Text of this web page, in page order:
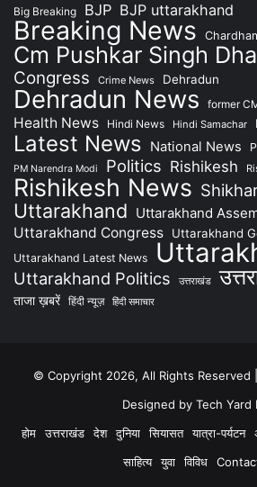
Big Breaking BJP BJP uttarakhand
Breaking News
Cm Pushkar Singh
Congress Crime News Dehradun
Dehradun News former
Health News Hindi News Hindi Samachar
Latest News National News
PM Narendra Modi Politics Rishikesh
Rishikesh News
Uttarakhand Uttarakhand
Uttarakhand Congress
Uttarakhand
Uttarakhand Latest News
Uttarakhand Politics उत्तराखंड
ताजा ख़बरें हिंदी न्यूज़ हिंदी समाचार
© Copyright 2026, All Rights Reserved
Designed by Tech Yard
होम
उत्तराखंड देश दुनिया सियासत यात्रा-पर्यटन
साहित्य
युवा विविध